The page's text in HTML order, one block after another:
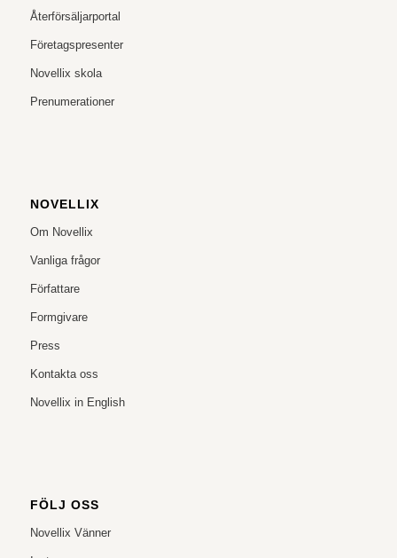
Återförsäljarportal
Företagspresenter
Novellix skola
Prenumerationer
NOVELLIX
Om Novellix
Vanliga frågor
Författare
Formgivare
Press
Kontakta oss
Novellix in English
FÖLJ OSS
Novellix Vänner